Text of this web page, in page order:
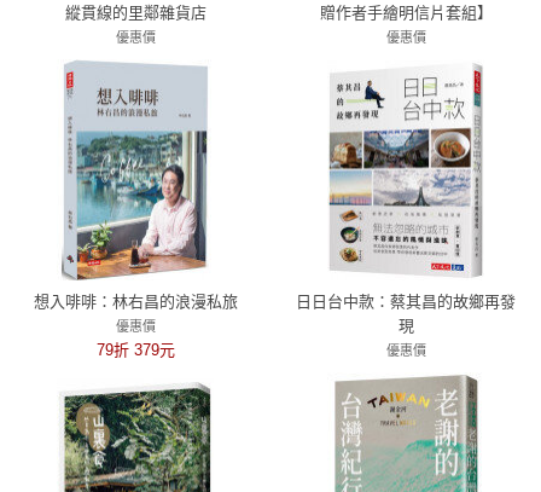
縱貫線的里鄰雜貨店
優惠價
79折 356元
贈作者手繪明信片套組】
優惠價
想入啡啡：林右昌的浪漫私旅
優惠價
79折 379元
日日台中款：蔡其昌的故鄉再發
現
優惠價
79折 356元